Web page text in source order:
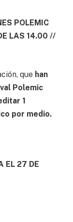
POLEMIC
LAS 14.00 //
que han
Polemic
1
por medio.
EL 27 DE